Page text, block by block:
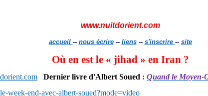
www.nuitdorient.com
accueil -- nous écrire-- liens-- s'inscrire -- site
Où en est le « jihad » en Iran ?
Dernier livre d'Albert Soued : Quand le Moyen-
week-end-avec-albert-soued?mode=video